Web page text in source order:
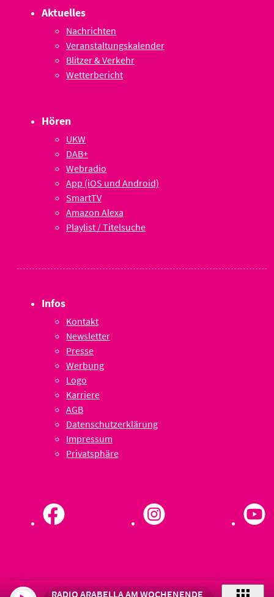
Aktuelles
Nachrichten
Veranstaltungskalender
Blitzer & Verkehr
Wetterbericht
Hören
UKW
DAB+
Webradio
App (iOS und Android)
SmartTV
Amazon Alexa
Playlist / Titelsuche
Infos
Kontakt
Newsletter
Presse
Werbung
Logo
Karriere
AGB
Datenschutzerklärung
Impressum
Privatsphäre
RADIO ARABELLA AM WOCHENENDE